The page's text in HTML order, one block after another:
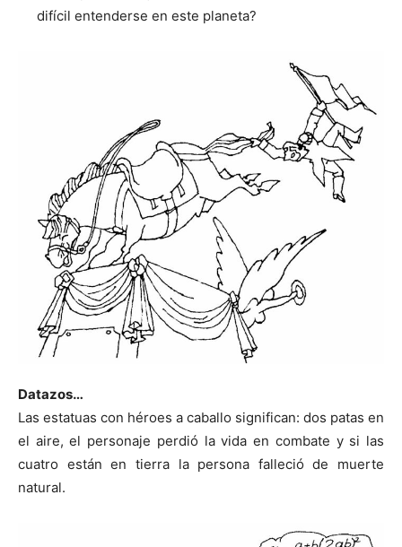
difícil entenderse en este planeta?
Datazos…
Las estatuas con héroes a caballo significan: dos patas en
el aire, el personaje perdió la vida en combate y si las
cuatro están en tierra la persona falleció de muerte
natural.